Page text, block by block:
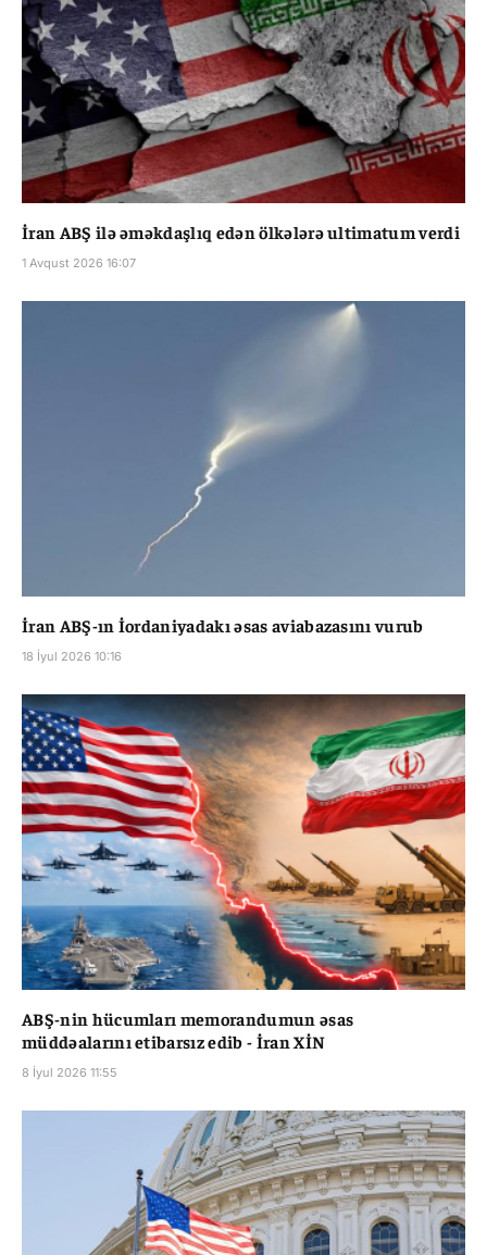
İran ABŞ ilə əməkdaşlıq edən ölkələrə ultimatum verdi
1 Avqust 2026 16:07
İran ABŞ-ın İordaniyadakı əsas aviabazasını vurub
18 İyul 2026 10:16
ABŞ-nin hücumları memorandumun əsas
müddəalarını etibarsız edib - İran XİN
8 İyul 2026 11:55